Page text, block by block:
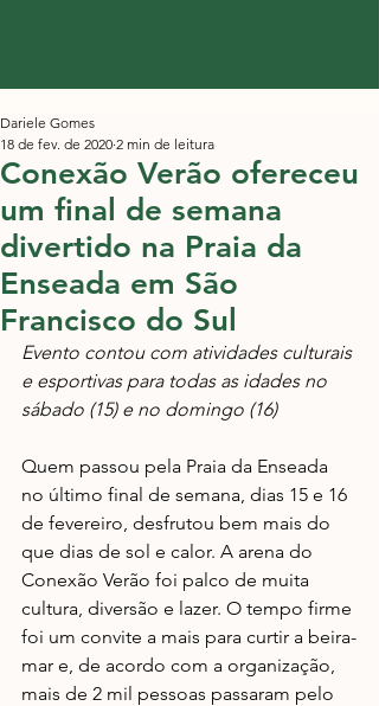
Conexão Verão ofereceu
um final de semana
divertido na Praia da
Enseada em São
Francisco do Sul
Dariele Gomes
18 de fev. de 2020 2 min de leitura
Evento contou com atividades culturais
e esportivas para todas as idades no
sábado (15) e no domingo (16)
Quem passou pela Praia da Enseada
no último final de semana, dias 15 e 16
de fevereiro, desfrutou bem mais do
que dias de sol e calor. A arena do
Conexão Verão foi palco de muita
cultura, diversão e lazer. O tempo firme
foi um convite a mais para curtir a beira-
mar e, de acordo com a organização,
mais de 2 mil pessoas passaram pelo